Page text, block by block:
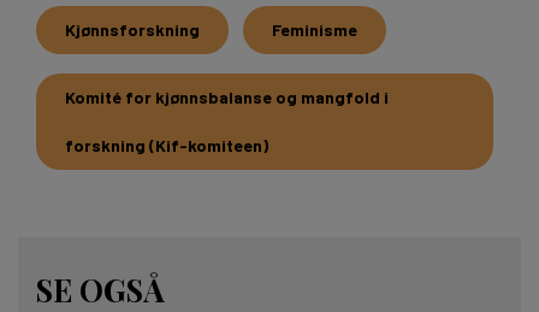
Kjønnsforskning Feminisme
Komité for kjønnsbalanse og mangfold i
forskning (Kif-komiteen)
SE OGSÅ